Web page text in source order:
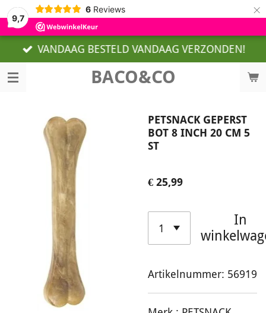
9,7
6 Reviews ×
BACO&CO
VANDAAG BESTELD VANDAAG VERZONDEN!
PETSNACK GEPERST
BOT 8 INCH 20 CM 5
ST
€ 25,99
In
Artikelnummer: 56919